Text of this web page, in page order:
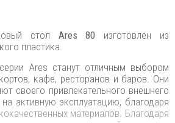
стол Ares 80 изготовлен из
пластика.
Ares станут отличным выбором
кафе, ресторанов и баров. Они
своего привлекательного внешнего
активную эксплуатацию, благодаря
материалов. Благодаря